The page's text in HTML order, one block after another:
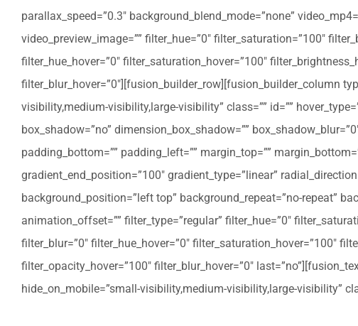
parallax_speed=”0.3″ background_blend_mode=”none”
video_preview_image=”” filter_hue=”0″ filter_saturation=”100″
filter_hue_hover=”0″ filter_saturation_hover=”100″
filter_blur_hover=”0″][fusion_builder_row][fusion_builder_column
visibility,medium-visibility,large-visibility” class=”” id=””
box_shadow=”no” dimension_box_shadow=””
padding_bottom=”” padding_left=”” margin_top=””
gradient_end_position=”100″ gradient_type=”linear”
background_position=”left top” background_repeat=”no-repeat”
animation_offset=”” filter_type=”regular” filter_hue=”0″
filter_blur=”0″ filter_hue_hover=”0″ filter_saturation_hover=”100″
filter_opacity_hover=”100″ filter_blur_hover=”0″
hide_on_mobile=”small-visibility,medium-visibility,large-visibility”